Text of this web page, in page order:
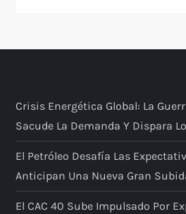
Crisis Energética Global: La
Sacude La Demanda Y Dispara
El Petróleo Desafía Las
Anticipan Una Nueva Gran
El CAC 40 Sube Impulsado Por